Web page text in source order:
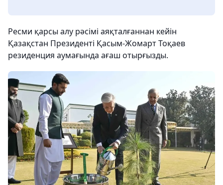
Ресми қарсы алу рәсімі аяқталғаннан кейін
Қазақстан Президенті Қасым-Жомарт Тоқаев
резиденция аумағында ағаш отырғызды.